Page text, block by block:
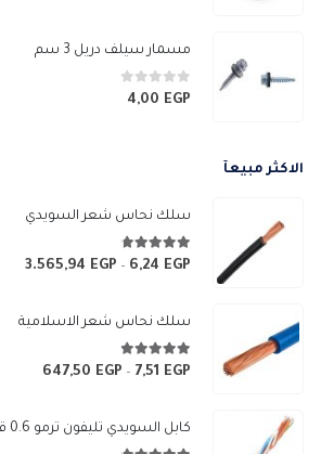
مسمار سيلف دريل 3 سم
0من 54,00 EGP
الاكثر مبيعآ
سلك نحاس شعر السويدي
4.67 من 5
6,24 EGP
–
3.565,94 EGP
نطاق
منسلك نحاس شعر الاسلامية
4.83 من 5
7,51 EGP
–
647,50 EGP
منكابل السويدي تليفون ترمو 0.6 قطر